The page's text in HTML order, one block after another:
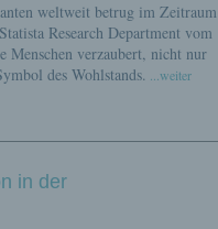
weltweit betrug im Zeitraum
Research Department vom
Menschen verzaubert, nicht nur
des Wohlstands. ...weiter
in der